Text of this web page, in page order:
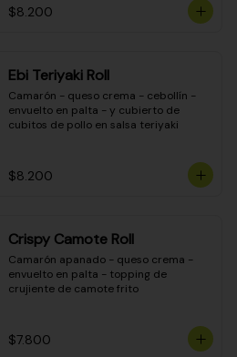
$8.200
Ebi Teriyaki Roll
Camarón - queso crema - cebollín -
envuelto en palta - y cubierto de
cubitos de pollo en salsa teriyaki
$8.200
Crispy Camote Roll
Camarón apanado - queso crema -
envuelto en palta - topping de
crujiente de camote frito
$7.800